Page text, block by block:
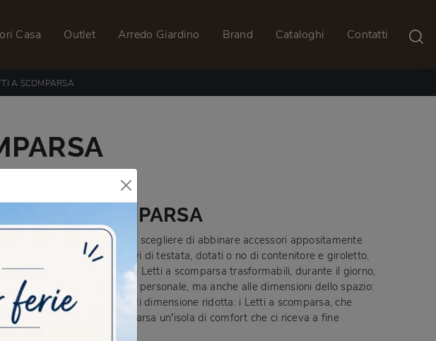
Casa Outlet Arredo Giardino Brand Cataloghi Contatti
A SCOMPARSA
A SCOMPARSA
coordinati, o potremo scegliere di abbinare accessori appositamente
sia completi che privi di testata, dotati o no di contenitore e giroletto,
soluzioni salvaspazio: i Letti a scomparsa trasformabili, durante il giorno,
abitudini e al gusto personale, ma anche alle dimensioni dello spazio:
intimo di casa, anche se di dimensione ridotta: i Letti a scomparsa, che
Per fare dei Letti a scomparsa un’isola di comfort che ci riceva a fine
notte il riposo migliore.